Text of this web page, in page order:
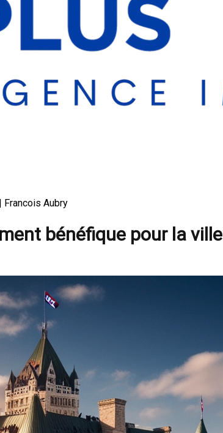
Francois Aubry
bénéfique pour la ville